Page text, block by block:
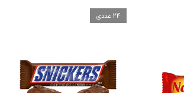
24 عددی